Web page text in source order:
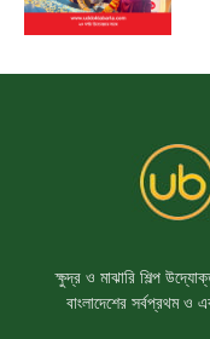
ক্ষুদ্র ও মাঝারি শিল্প
বাংলাদেশের সর্বপ্রথম ও